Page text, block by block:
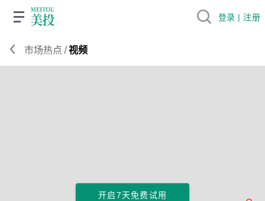
市场热点 /视频
开启7天免费试用
登录 | 注册